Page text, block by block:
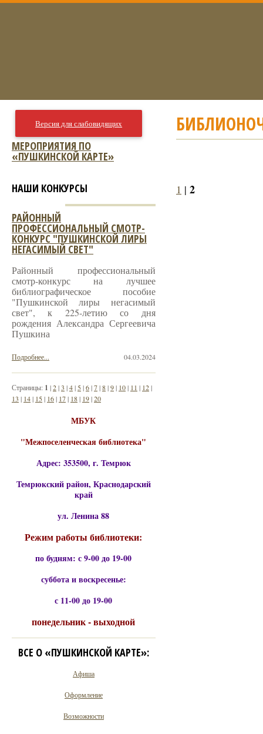
1 | 2
Версия для слабовидящих
МЕРОПРИЯТИЯ ПО
«ПУШКИНСКОЙ КАРТЕ»
НАШИ КОНКУРСЫ
РАЙОННЫЙ
ПРОФЕССИОНАЛЬНЫЙ СМОТР-
КОНКУРС "ПУШКИНСКОЙ ЛИРЫ
НЕГАСИМЫЙ СВЕТ"
Районный профессиональный
смотр-конкурс на лучшее
библиографическое пособие
"Пушкинской лиры негасимый
свет", к 225-летию со дня
рождения Александра Сергеевича
Пушкина
04.03.2024
Подробнее...
Страницы: 1 |2|3 |4| 5|6|7|8|9| 10| 11 | 12|
13 | 14| 15| 16| 17| 18| 19|20
МБУК
"Межпоселенческая библиотека"
Адрес: 353500, г. Темрюк
Темрюкский район, Краснодарский
край
ул. Ленина 88
Режим работы библиотеки:
по будням: с 9-00 до 19-00
суббота и воскресенье:
с 11-00 до 19-00
понедельник - выходной
ВСЕ О «ПУШКИНСКОЙ КАРТЕ»:
Афиша
Оформление
Возможности